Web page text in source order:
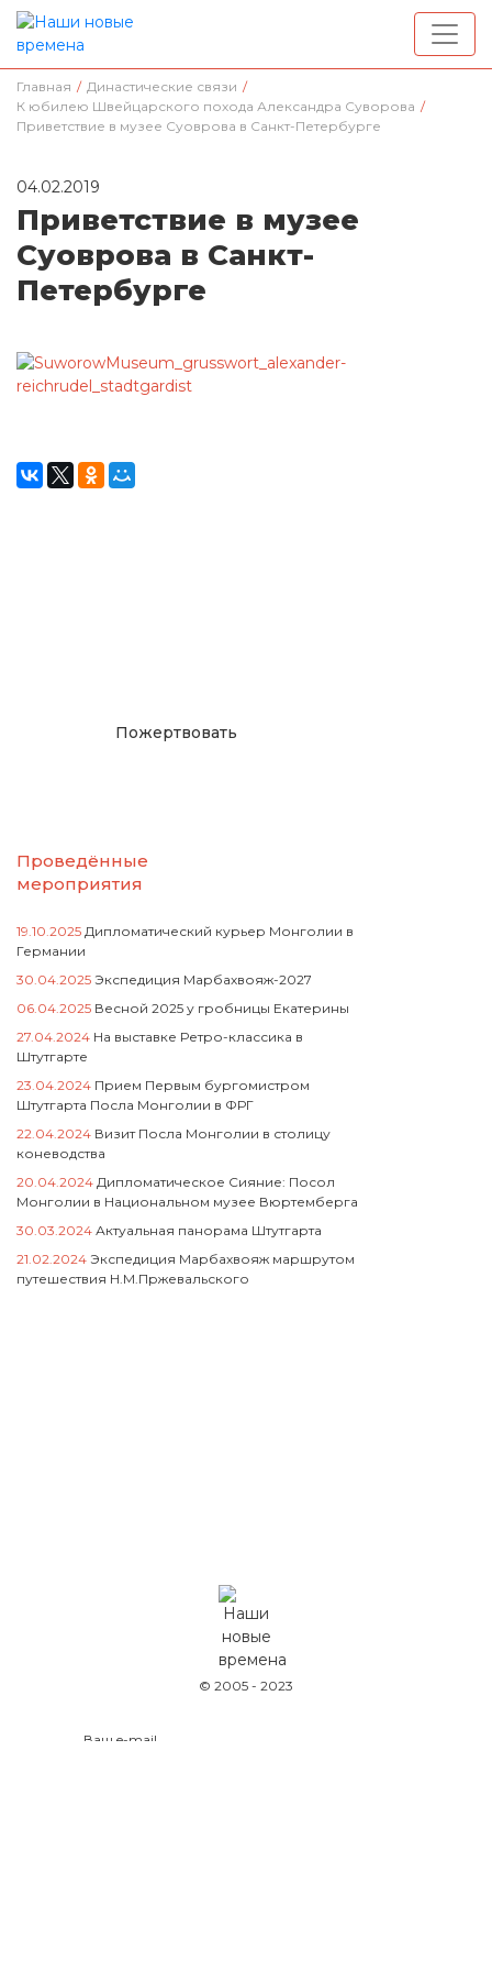
Главная / Династические связи /
К юбилею Швейцарского похода Александра Суворова /
Приветствие в музее Суоврова в Санкт-Петербурге
04.02.2019
Приветствие в музее
Суоврова в Санкт-
Петербурге
Пожертвовать
Проведённые
мероприятия
19.10.2025 Дипломатический курьер Монголии в
Германии
30.04.2025 Экспедиция Марбахвояж-2027
06.04.2025 Весной 2025 у гробницы Екатерины
27.04.2024 На выставке Ретро-классика в
Штутгарте
23.04.2024 Прием Первым бургомистром
Штутгарта Посла Монголии в ФРГ
22.04.2024 Визит Посла Монголии в столицу
коневодства
20.04.2024 Дипломатическое Сияние: Посол
Монголии в Национальном музее Вюртемберга
30.03.2024 Актуальная панорама Штутгарта
21.02.2024 Экспедиция Марбахвояж маршрутом
путешествия Н.М.Пржевальского
© 2005 - 2023